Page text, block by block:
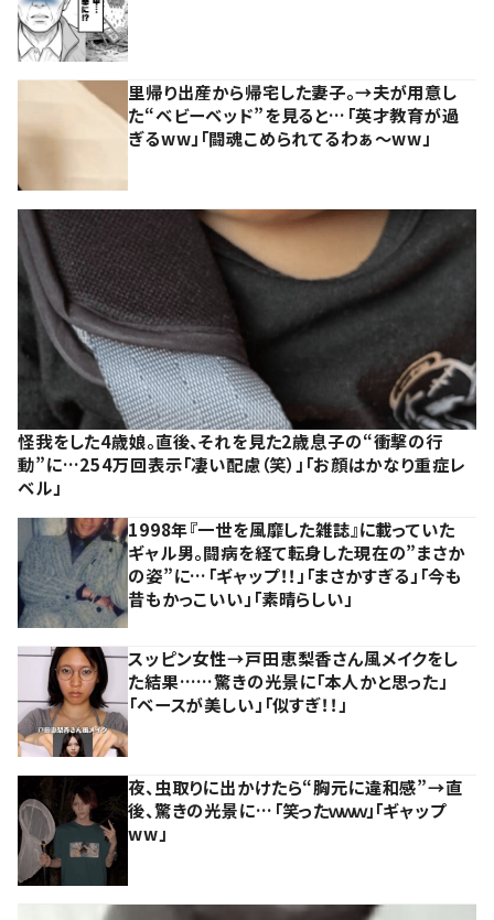
里帰り出産から帰宅した妻子。→夫が用意し
た“ベビーベッド”を見ると…「英才教育が過
ぎるww」「闘魂こめられてるわぁ～ww」
怪我をした4歳娘。直後、それを見た2歳息子の“衝撃の行
動”に…254万回表示「凄い配慮（笑）」「お顔はかなり重症レ
ベル」
1998年『一世を風靡した雑誌』に載っていた
ギャル男。闘病を経て転身した現在の”まさか
の姿”に…「ギャップ！！」「まさかすぎる」「今も
昔もかっこいい」「素晴らしい」
スッピン女性→戸田恵梨香さん風メイクをし
た結果……驚きの光景に「本人かと思った」
「ベースが美しい」「似すぎ！！」
夜、虫取りに出かけたら“胸元に違和感”→直
後、驚きの光景に…「笑ったｗｗｗ」「ギャップ
ww」